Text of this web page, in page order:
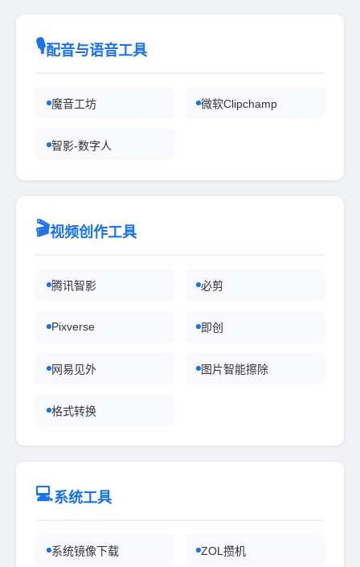
🎙配音与语音工具
魔音工坊 微软Clipchamp
智影-数字人
🎬视频创作工具
腾讯智影 必剪
Pixverse 即创
网易见外 图片智能擦除
格式转换
💻系统工具
系统镜像下载 ZOL攒机